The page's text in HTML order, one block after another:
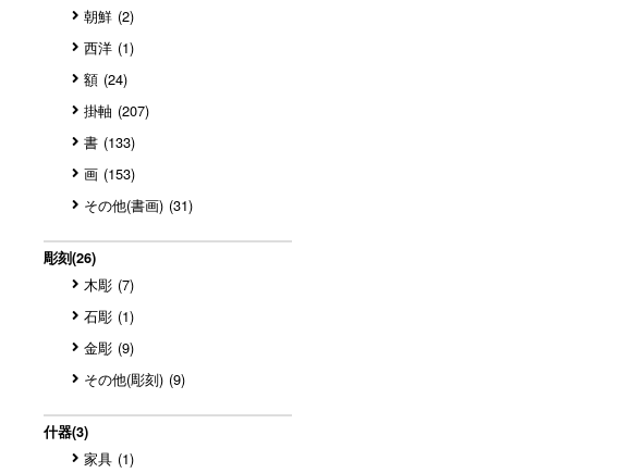
朝鮮 (2)
西洋 (1)
額 (24)
掛軸 (207)
書 (133)
画 (153)
その他(書画) (31)
彫刻(26)
木彫 (7)
石彫 (1)
金彫 (9)
その他(彫刻) (9)
什器(3)
家具 (1)